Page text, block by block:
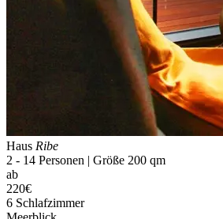
Haus Ribe
2 - 14 Personen | Größe 200 qm
ab
220€
6 Schlaf­zimmer